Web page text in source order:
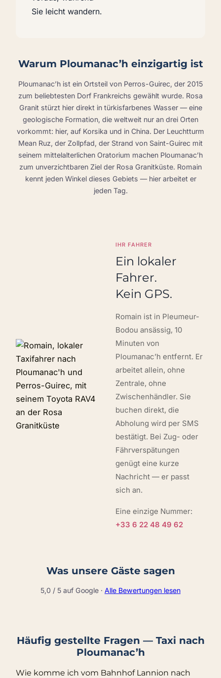
Sie leicht wandern.
Warum Ploumanac’h einzigartig ist
Ploumanac’h ist ein Ortsteil von Perros-Guirec, der 2015
zum beliebtesten Dorf Frankreichs gewählt wurde. Rosa
Granit stürzt hier direkt in türkisfarbenes Wasser — eine
geologische Formation, die weltweit nur an drei Orten
vorkommt: hier, auf Korsika und in China. Der Leuchtturm
Mean Ruz, der Zollpfad, der Strand von Saint-Guirec mit
seinem mittelalterlichen Oratorium machen Ploumanac’h
zum unverzichtbaren Ziel der Rosa Granitküste. Romain
kennt jeden Winkel dieses Gebiets — hier arbeitet er
jeden Tag.
IHR FAHRER
Ein lokaler
Fahrer.
Kein GPS.
Romain ist in Pleumeur-
Bodou ansässig, 10
Minuten von
Ploumanac’h entfernt. Er
arbeitet allein, ohne
Zentrale, ohne
Zwischenhändler. Sie
buchen direkt, die
Abholung wird per SMS
bestätigt. Bei Zug- oder
Fährverspätungen
genügt eine kurze
Nachricht — er passt
sich an.
Eine einzige Nummer:
+33 6 22 48 49 62
Was unsere Gäste sagen
5,0 / 5 auf Google · Alle Bewertungen lesen
Häufig gestellte Fragen — Taxi nach
Ploumanac’h
Wie komme ich vom Bahnhof Lannion nach